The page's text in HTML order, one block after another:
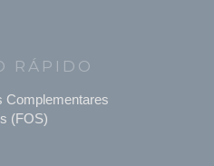
RÁPIDO
Complementares
(FOS)